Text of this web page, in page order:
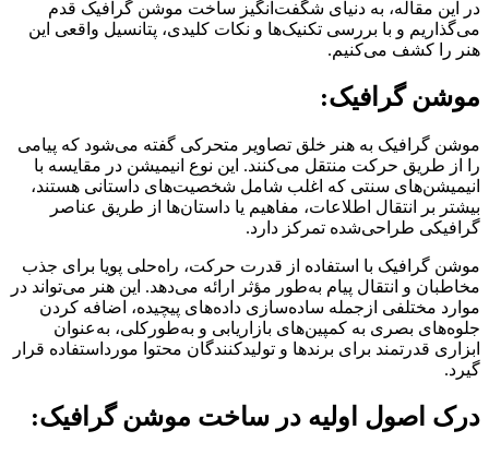
در این مقاله، به دنیای شگفت‌انگیز ساخت موشن گرافیک قدم
می‌گذاریم و با بررسی تکنیک‌ها و نکات کلیدی، پتانسیل واقعی این
هنر را کشف می‌کنیم.
موشن گرافیک:
موشن گرافیک به هنر خلق تصاویر متحرکی گفته می‌شود که پیامی
را از طریق حرکت منتقل می‌کنند. این نوع انیمیشن در مقایسه با
انیمیشن‌های سنتی که اغلب شامل شخصیت‌های داستانی هستند،
بیشتر بر انتقال اطلاعات، مفاهیم یا داستان‌ها از طریق عناصر
گرافیکی طراحی‌شده تمرکز دارد.
موشن گرافیک با استفاده از قدرت حرکت، راه‌حلی پویا برای جذب
مخاطبان و انتقال پیام به‌طور مؤثر ارائه می‌دهد. این هنر می‌تواند در
موارد مختلفی ازجمله ساده‌سازی داده‌های پیچیده، اضافه کردن
جلوه‌های بصری به کمپین‌های بازاریابی و به‌طورکلی، به‌عنوان
ابزاری قدرتمند برای برندها و تولیدکنندگان محتوا مورداستفاده قرار
گیرد.
درک اصول اولیه در ساخت موشن گرافیک: